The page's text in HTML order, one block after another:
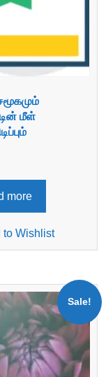
மீள்
is:more
to Wishlist
Sale!